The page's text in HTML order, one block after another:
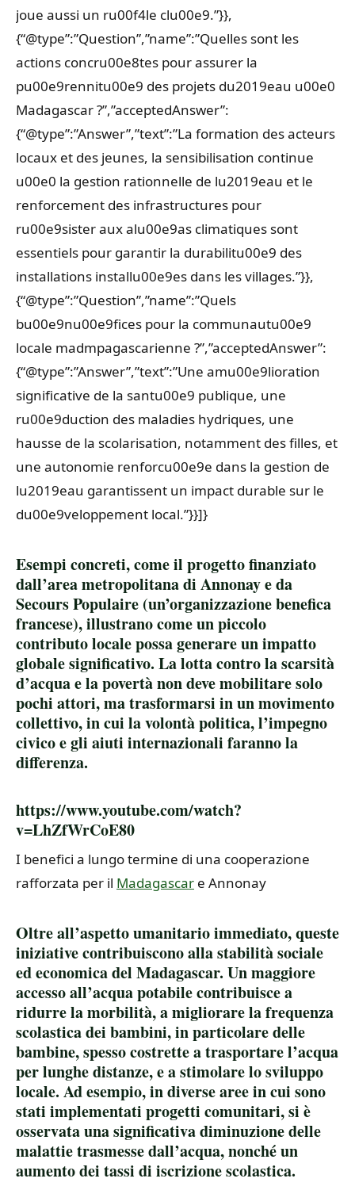
joue aussi un ru00f4le clu00e9.”}},
{“@type”:”Question”,”name”:”Quelles sont les
actions concru00e8tes pour assurer la
pu00e9rennitu00e9 des projets du2019eau u00e0
Madagascar ?”,”acceptedAnswer”:
{“@type”:”Answer”,”text”:”La formation des acteurs
locaux et des jeunes, la sensibilisation continue
u00e0 la gestion rationnelle de lu2019eau et le
renforcement des infrastructures pour
ru00e9sister aux alu00e9as climatiques sont
essentiels pour garantir la durabilitu00e9 des
installations installu00e9es dans les villages.”}},
{“@type”:”Question”,”name”:”Quels
bu00e9nu00e9fices pour la communautu00e9
locale madmpagascarienne ?”,”acceptedAnswer”:
{“@type”:”Answer”,”text”:”Une amu00e9lioration
significative de la santu00e9 publique, une
ru00e9duction des maladies hydriques, une
hausse de la scolarisation, notamment des filles, et
une autonomie renforcu00e9e dans la gestion de
lu2019eau garantissent un impact durable sur le
du00e9veloppement local.”}}]}
Esempi concreti, come il progetto finanziato
dall’area metropolitana di Annonay e da
Secours Populaire (un’organizzazione benefica
francese), illustrano come un piccolo
contributo locale possa generare un impatto
globale significativo. La lotta contro la scarsità
d’acqua e la povertà non deve mobilitare solo
pochi attori, ma trasformarsi in un movimento
collettivo, in cui la volontà politica, l’impegno
civico e gli aiuti internazionali faranno la
differenza.
https://www.youtube.com/watch?
v=LhZfWrCoE80
I benefici a lungo termine di una cooperazione
rafforzata per il Madagascar e Annonay
Oltre all’aspetto umanitario immediato, queste
iniziative contribuiscono alla stabilità sociale
ed economica del Madagascar. Un maggiore
accesso all’acqua potabile contribuisce a
ridurre la morbilità, a migliorare la frequenza
scolastica dei bambini, in particolare delle
bambine, spesso costrette a trasportare l’acqua
per lunghe distanze, e a stimolare lo sviluppo
locale. Ad esempio, in diverse aree in cui sono
stati implementati progetti comunitari, si è
osservata una significativa diminuzione delle
malattie trasmesse dall’acqua, nonché un
aumento dei tassi di iscrizione scolastica.